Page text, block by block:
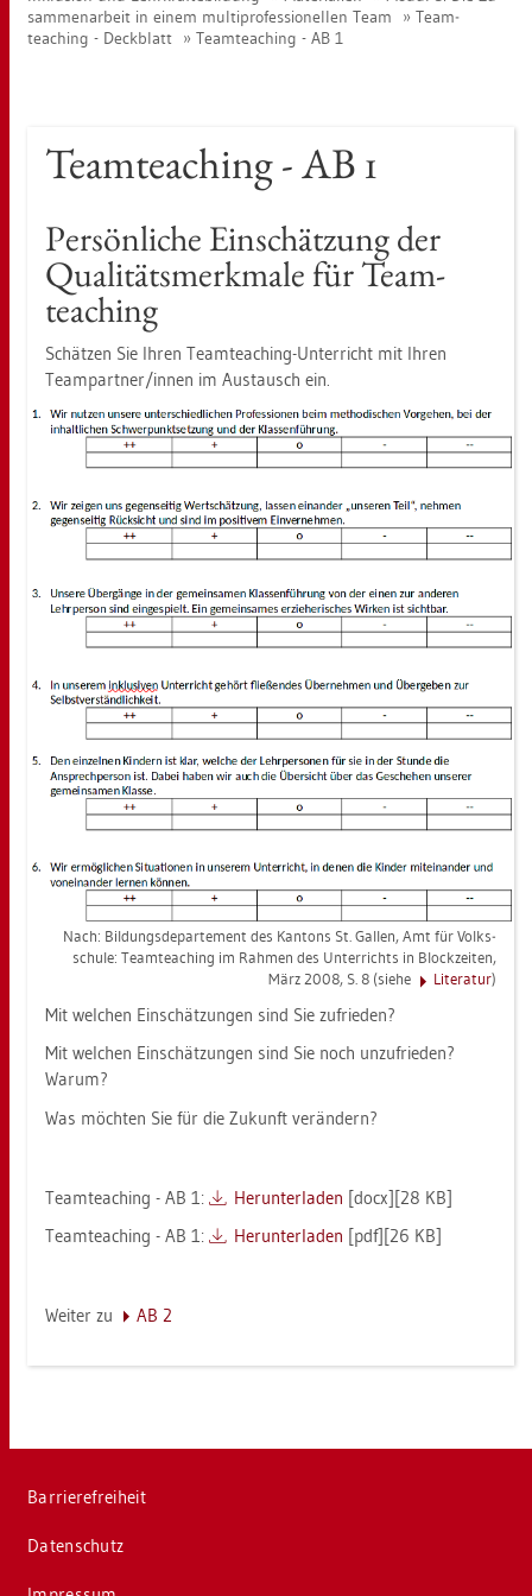
sam­men­ar­beit in einem mul­ti­pro­fes­sio­nel­len Team
Team­
teaching - Deck­blatt
Team­teaching - AB 1
Team­teaching - AB 1
Per­sön­li­che Ein­schät­zung der
Qua­li­täts­merk­ma­le für Team­
teaching
Schät­zen Sie Ihren Team­teaching-Un­ter­richt mit Ihren
Team­part­ner/innen im Aus­tausch ein.
Nach: Bil­dungs­de­par­te­ment des Kan­tons St. Gal­len, Amt für Volks­
schu­le: Team­teaching im Rah­men des Un­ter­richts in Block­zei­ten,
März 2008, S. 8 (siehe
Li­te­ra­tur)
Mit wel­chen Ein­schät­zun­gen sind Sie zu­frie­den?
Mit wel­chen Ein­schät­zun­gen sind Sie noch un­zu­frie­den?
Warum?
Was möch­ten Sie für die Zu­kunft ver­än­dern?
Team­teaching - AB 1: Her­un­ter­la­den [docx][28 KB]
Team­teaching - AB 1:
Her­un­ter­la­den [pdf][26 KB]
Wei­ter zu AB 2
Bar­rie­re­frei­heit
Da­ten­schutz